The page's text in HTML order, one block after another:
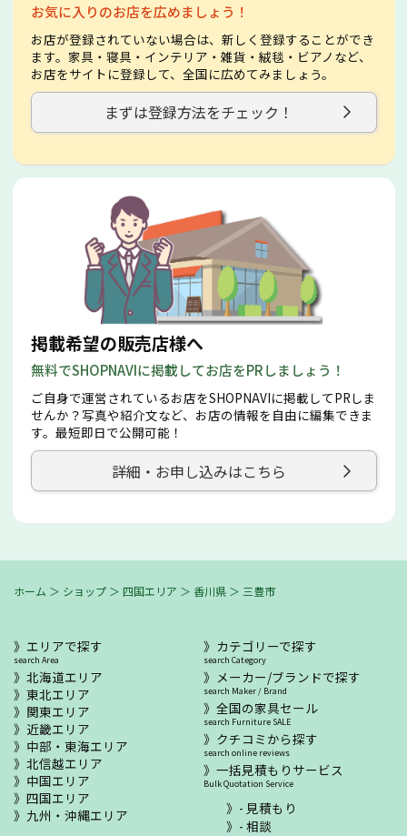
お気に入りのお店を広めましょう！
お店が登録されていない場合は、新しく登録することができ
ます。家具・寝具・インテリア・雑貨・絨毯・ビアノなど、
お店をサイトに登録して、全国に広めてみましょう。
まずは登録方法をチェック！
掲載希望の販売店様へ
無料でSHOPNAVIに掲載してお店をPRしましょう！
ご自身で運営されているお店をSHOPNAVIに掲載してPRしま
せんか？写真や紹介文など、お店の情報を自由に編集できま
す。最短即日で公開可能！
詳細・お申し込みはこちら
ホーム ＞ ショップ ＞ 四国エリア ＞ 香川県 ＞ 三豊市
エリアで探す
search Area
北海道エリア
東北エリア
関東エリア
近畿エリア
中部・東海エリア
北信越エリア
中国エリア
四国エリア
九州・沖縄エリア
カテゴリーで探す
search Category
メーカー/ブランドで探す
search Maker / Brand
全国の家具セール
search Furniture SALE
クチコミから探す
search online reviews
一括見積もりサービス
Bulk Quotation Service
- 見積もり
- 相談